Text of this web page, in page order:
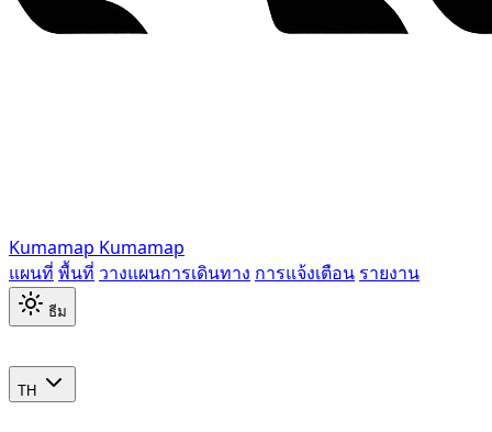
Kumamap Kumamap
แผนที่ พื้นที่ วางแผนการเดินทาง การแจ้งเตือน รายงาน
ธีม
TH